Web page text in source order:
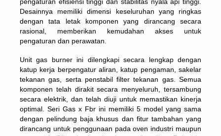
Desainnya memiliki dimensi keseluruhan yang ringkas
dengan tata letak komponen yang dirancang secara
rasional, memberikan kemudahan akses untuk
pengaturan dan perawatan.
Unit gas burner ini dilengkapi secara lengkap dengan
katup kerja berpengatur aliran, katup pengaman, sakelar
tekanan gas, serta penstabil filter tekanan gas. Semua
komponen telah dirakit secara menyeluruh, tersambung
secara elektrik, dan telah diuji untuk memastikan kinerja
optimal. Seri Gas x Fbr ini memiliki 5 model yang sama
dengan pelindung baja khusus dan fitur tambahan yang
dirancang untuk penggunaan pada oven industri maupun